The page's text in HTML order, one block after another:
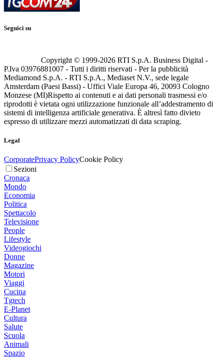
Seguici su
Copyright © 1999-2026 RTI S.p.A. Business Digital -
P.Iva 03976881007 - Tutti i diritti riservati - Per la pubblicità
Mediamond S.p.A. - RTI S.p.A., Mediaset N.V., sede legale
Amsterdam (Paesi Bassi) - Uffici Viale Europa 46, 20093 Cologno
Monzese (MI)Rispetto ai contenuti e ai dati personali trasmessi e/o
riprodotti è vietata ogni utilizzazione funzionale all’addestramento di
sistemi di intelligenza artificiale generativa. È altresì fatto divieto
espresso di utilizzare mezzi automatizzati di data scraping.
Legal
CorporatePrivacy PolicyCookie Policy
Sezioni
Cronaca
Mondo
Economia
Politica
Spettacolo
Televisione
People
Lifestyle
Videogiochi
Donne
Magazine
Motori
Viaggi
Cucina
Tgtech
E-Planet
Cultura
Salute
Scuola
Animali
Spazio